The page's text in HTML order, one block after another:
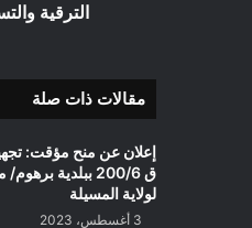
الترقية
مقالات ذات صلة
إعلان عن منح مؤقت:
ق 200/6 ببلدية
لولاية المسيلة
3 أغسطس، 2023